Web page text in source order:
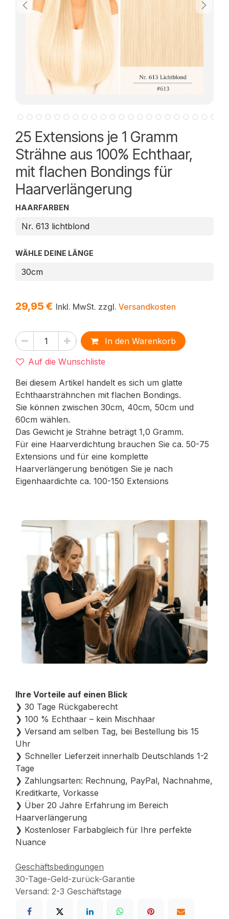
25 Extensions je 1 Gramm
Strähne aus 100% Echthaar,
mit flachen Bondings für
Haarverlängerung
Bei diesem Artikel handelt es sich um glatte
Echthaarsträhnchen mit flachen Bondings.
Sie können zwischen 30cm, 40cm, 50cm und
60cm wählen.
Das Gewicht je Strähne beträgt 1,0 Gramm.
Für eine Haarverdichtung brauchen Sie ca. 50-75
Extensions und für eine komplette
Haarverlängerung benötigen Sie je nach
Eigenhaardichte ca. 100-150 Extensions
VorherigeNächste
Ihre Vorteile auf einen Blick
❯ 30 Tage Rückgaberecht
❯ 100 % Echthaar – kein Mischhaar
❯ Versand am selben Tag, bei Bestellung bis 15
Uhr
❯ Schneller Lieferzeit innerhalb Deutschlands 1-2
Tage
❯ Zahlungsarten: Rechnung, PayPal, Nachnahme,
Kreditkarte, Vorkasse
❯ Über 20 Jahre Erfahrung im Bereich
Haarverlängerung
❯ Kostenloser Farbabgleich für Ihre perfekte
Nuance
29,95 € Inkl. MwSt. zzgl. Versandkosten
HAARFARBEN
WÄHLE DEINE LÄNGE
In den Warenkorb
Auf die Wunschliste
Geschäftsbedingungen
30-Tage-Geld-zurück-Garantie
Versand: 2-3 Geschäftstage